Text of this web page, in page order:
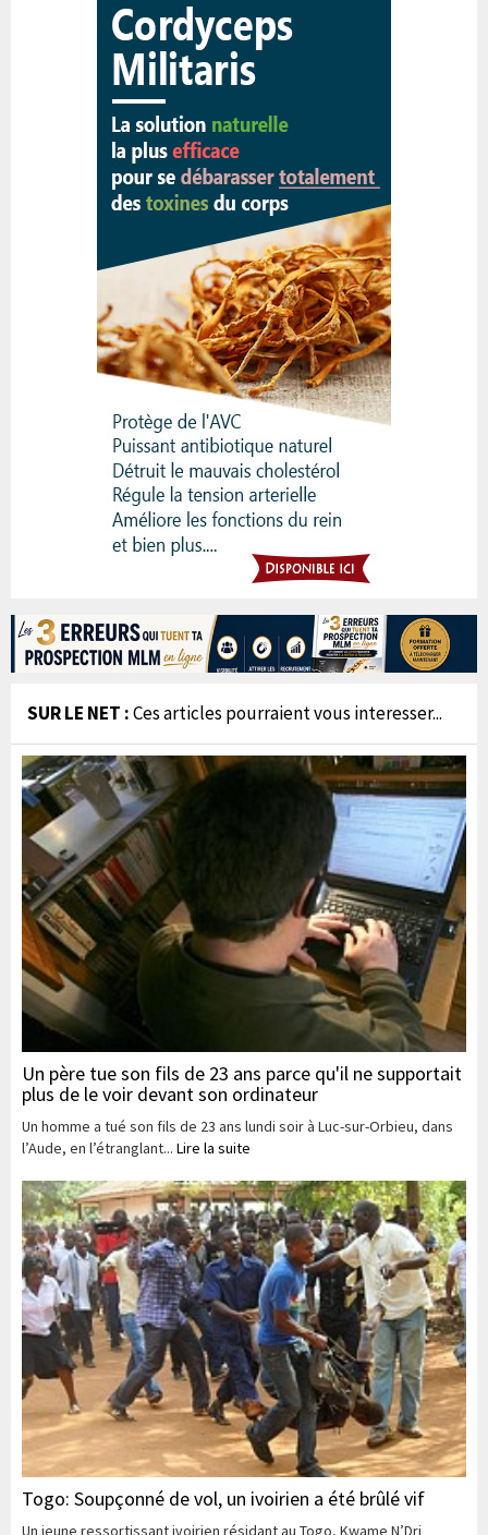
SUR LE NET :Ces articles pourraient vous interesser...
Un père tue son fils de 23 ans parce qu'il ne supportait
plus de le voir devant son ordinateur
Un homme a tué son fils de 23 ans lundi soir à Luc-sur-Orbieu, dans
l’Aude, en l’étranglant... Lire la suite
Togo: Soupçonné de vol, un ivoirien a été brûlé vif
Un jeune ressortissant ivoirien résidant au Togo, Kwame N’Dri